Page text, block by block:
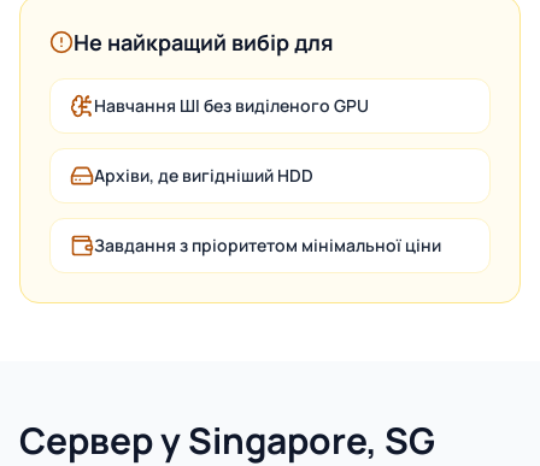
Не найкращий вибір для
Навчання ШІ без виділеного GPU
Архіви, де вигідніший HDD
Завдання з пріоритетом мінімальної ціни
Сервер у Singapore, SG